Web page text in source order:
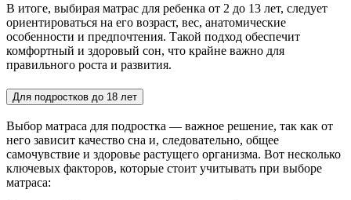
В итоге, выбирая матрас для ребенка от 2 до 13 лет, следует
ориентироваться на его возраст, вес, анатомические
особенности и предпочтения. Такой подход обеспечит
комфортный и здоровый сон, что крайне важно для
правильного роста и развития.
Для подростков до 18 лет
Выбор матраса для подростка — важное решение, так как от
него зависит качество сна и, следовательно, общее
самочувствие и здоровье растущего организма. Вот несколько
ключевых факторов, которые стоит учитывать при выборе
матраса: